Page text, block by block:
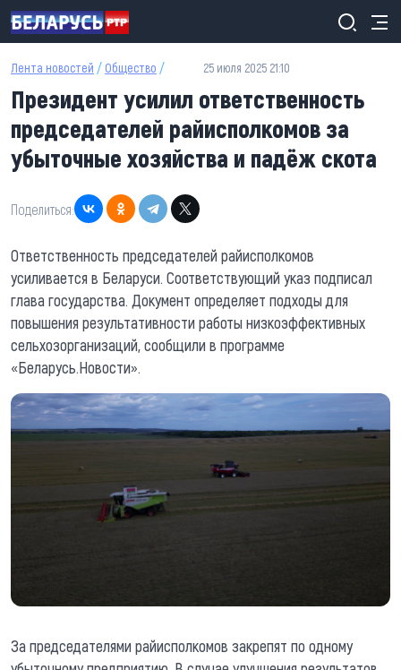
Перейти к основному содержанию
Лента новостей / Общество / 25 июля 2025 21:10
Президент усилил ответственность
председателей райисполкомов за
убыточные хозяйства и падёж скота
Поделиться:
Ответственность председателей райисполкомов
усиливается в Беларуси. Соответствующий указ подписал
глава государства. Документ определяет подходы для
повышения результативности работы низкоэффективных
сельхозорганизаций, сообщили в программе
«Беларусь.Новости».
За председателями райисполкомов закрепят по одному